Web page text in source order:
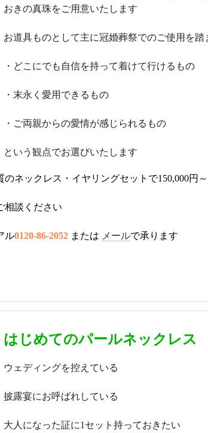
おきの真珠をご用意いたします
お道具ものとして主に冠婚葬祭でのご使用を踏
・どこにでも自信を持って着けて行けるもの
・末永く愛用できるもの
・ご両親からの愛情が感じられるもの
という観点でお選びいたします
ネックレス・イヤリングセットで150,000円～
相談ください
ル0120-86-2052 または メールで承ります
はじめてのパールネックレス
ウェディングを控えている
披露宴にお呼ばれしている
大人になった証に1セット持っておきたい